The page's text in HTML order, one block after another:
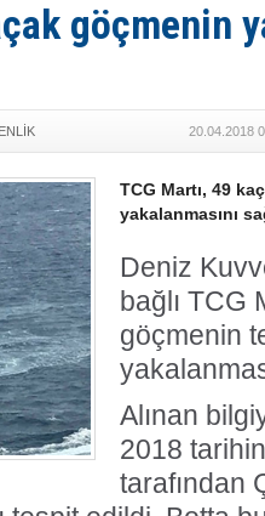
DÖDER,
göçmenin
20.04.2018
TCG Martı, 49
yakalanmasını
Deniz
bağlı TCG
göçmenin
Alınan
2018
tarafından